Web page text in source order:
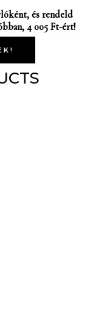
és rendeld
4 005 Ft-ért!